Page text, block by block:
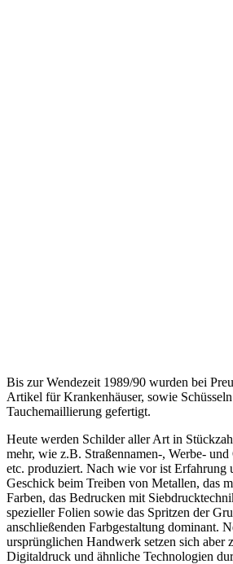
Bis zur Wendezeit 1989/90 wurden bei
Artikel für Krankenhäuser, sowie
Tauchemaillierung gefertigt.
Heute werden Schilder aller Art in
mehr, wie z.B. Straßennamen-, Werbe-
etc. produziert. Nach wie vor ist Erfahrung
Geschick beim Treiben von Metallen, das
Farben, das Bedrucken mit
spezieller Folien sowie das Spritzen der
anschließenden Farbgestaltung dominant.
ursprünglichen Handwerk setzen sich aber
Digitaldruck und ähnliche Technologien